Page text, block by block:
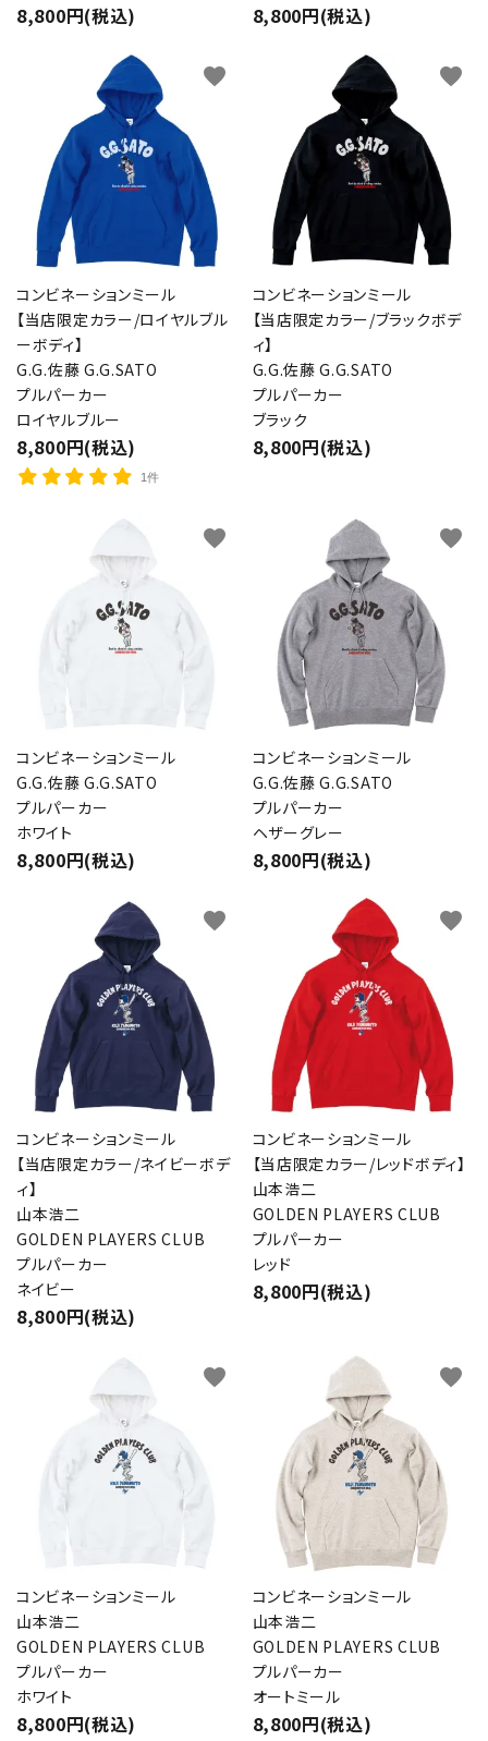
8,800円(税込) 8,800円(税込)
コンビネーションミール
【当店限定カラー/ロイヤルブル
ーボディ】
G.G.佐藤 G.G.SATO
プルパーカー
ロイヤルブルー
8,800円(税込)
1件
favorite
コンビネーションミール
【当店限定カラー/ブラックボデ
ィ】
G.G.佐藤 G.G.SATO
プルパーカー
ブラック
8,800円(税込)
favorite
コンビネーションミール
G.G.佐藤 G.G.SATO
プルパーカー
ホワイト
8,800円(税込)
favorite
コンビネーションミール
G.G.佐藤 G.G.SATO
プルパーカー
ヘザーグレー
8,800円(税込)
favorite
コンビネーションミール
【当店限定カラー/ネイビーボデ
ィ】
山本浩二
GOLDEN PLAYERS CLUB
プルパーカー
ネイビー
8,800円(税込)
favorite
コンビネーションミール
【当店限定カラー/レッドボディ】
山本浩二
GOLDEN PLAYERS CLUB
プルパーカー
レッド
8,800円(税込)
favorite
コンビネーションミール
山本浩二
GOLDEN PLAYERS CLUB
プルパーカー
ホワイト
8,800円(税込)
favorite
コンビネーションミール
山本浩二
GOLDEN PLAYERS CLUB
プルパーカー
オートミール
8,800円(税込)
favorite
キーワード
カテゴリー